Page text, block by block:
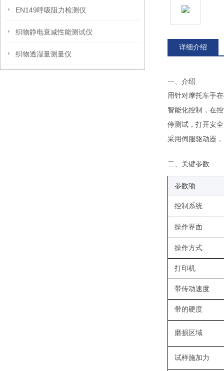
EN149呼吸阻力检测仪
织物静电衰减性能测试仪
织物透湿量测量仪
详细介绍
一、 介绍
用针对摩托车手
智能化控制，在
停测试，打开安
采用伺服驱动器
二、关键参数
参数项
控制系统
操作界面
操作方式
打印机
带传动速度
带的硬度
磨损区域
试样施加力